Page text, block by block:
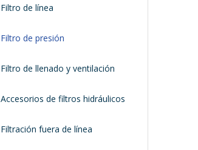
Filtro de línea
Filtro de presión
Filtro de llenado y ventilación
Accesorios de filtros hidráulicos
Filtración fuera de línea